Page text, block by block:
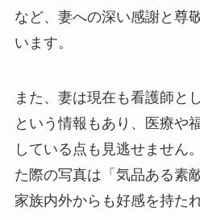
など、妻への深い感謝と尊
います。
また、妻は現在も看護師と
という情報もあり、医療や
している点も見逃せません
た際の写真は「気品ある素
家族内外からも好感を持た